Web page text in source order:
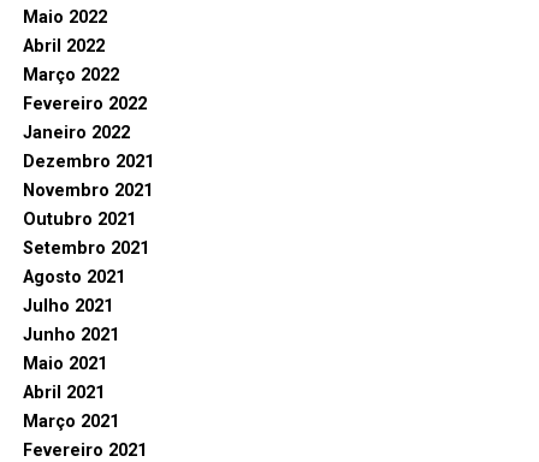
Maio 2022
Abril 2022
Março 2022
Fevereiro 2022
Janeiro 2022
Dezembro 2021
Novembro 2021
Outubro 2021
Setembro 2021
Agosto 2021
Julho 2021
Junho 2021
Maio 2021
Abril 2021
Março 2021
Fevereiro 2021